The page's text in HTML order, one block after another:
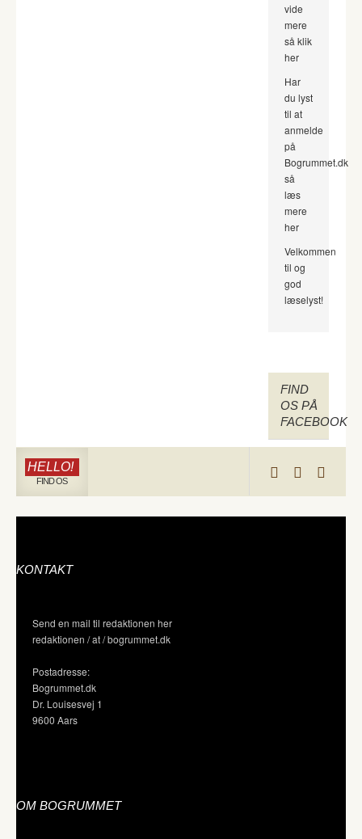
vide
mere
så klik
her
Har
du lyst
til at
anmelde
på
Bogrummet.dk
så
læs
mere
her
Velkommen
til og
god
læselyst!
FIND
OS PÅ
FACEBOOK
HELLO!
FIND OS
KONTAKT
Send en mail til redaktionen her
redaktionen / at / bogrummet.dk
Postadresse:
Bogrummet.dk
Dr. Louisesvej 1
9600 Aars
OM BOGRUMMET